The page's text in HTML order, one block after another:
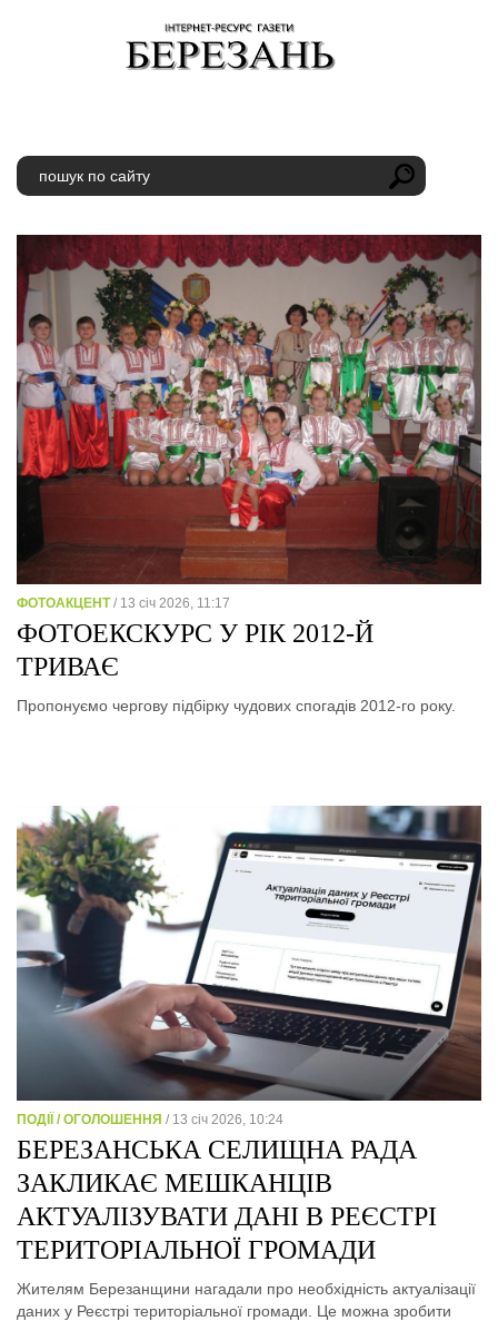
ФОТОАКЦЕНТ/ 13 січ 2026, 11:17
ФОТОЕКСКУРС У РІК 2012-Й
ТРИВАЄ
Пропонуємо чергову підбірку чудових спогадів 2012-го року.
ПОДІЇ / ОГОЛОШЕННЯ / 13 січ 2026, 10:24
БЕРЕЗАНСЬКА СЕЛИЩНА РАДА
ЗАКЛИКАЄ МЕШКАНЦІВ
АКТУАЛІЗУВАТИ ДАНІ В РЕЄСТРІ
ТЕРИТОРІАЛЬНОЇ ГРОМАДИ
Жителям Березанщини нагадали про необхідність актуалізації
даних у Реєстрі територіальної громади. Це можна зробити